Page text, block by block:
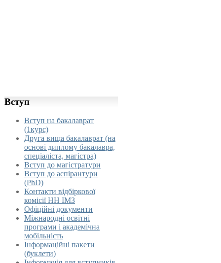
Вступ
Вступ на бакалаврат
(1курс)
Друга вища бакалаврат (на
основі диплому бакалавра,
спеціаліста, магістра)
Вступ до магістратури
Вступ до аспірантури
(PhD)
Контакти відбіркової
комісії НН ІМЗ
Офіційні документи
Міжнародні освітні
програми і академічна
мобільність
Інформаційні пакети
(буклети)